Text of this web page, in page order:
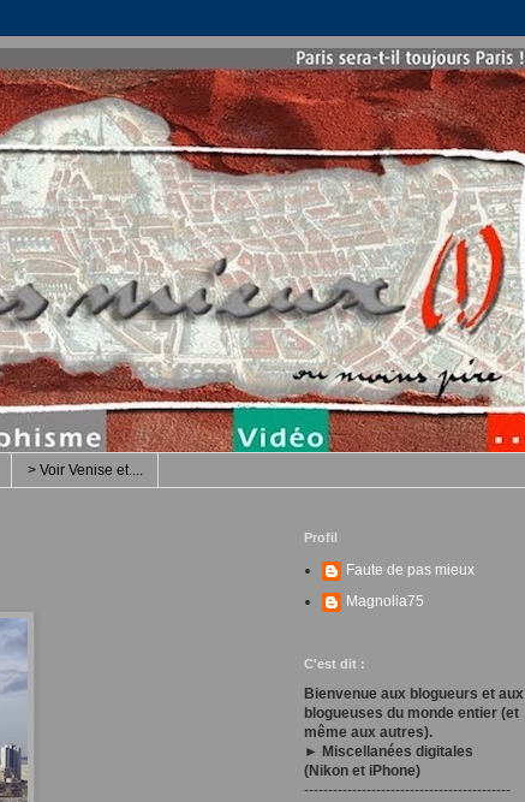
> Voir Venise et....
Profil
Faute de pas mieux
Magnolia75
C'est dit :
Bienvenue aux blogueurs et aux
blogueuses du monde entier (et
même aux autres).
► Miscellanées digitales
(Nikon et iPhone)
-------------------------------------------